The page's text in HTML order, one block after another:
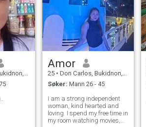
Filippinene
Amor
25 • Don Carlos, Bukidnon, Filippinene
Søker: Mann 26 - 45
I am a strong independent
woman, kind hearted and
loving. I spend my free time in
my room watching movies,